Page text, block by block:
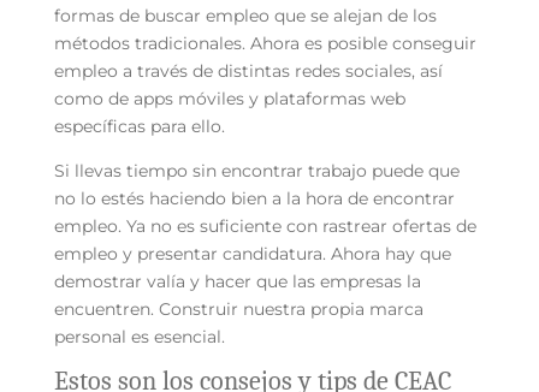
formas de buscar empleo que se alejan de los
métodos tradicionales. Ahora es posible conseguir
empleo a través de distintas redes sociales, así
como de apps móviles y plataformas web
específicas para ello.
Si llevas tiempo sin encontrar trabajo puede que
no lo estés haciendo bien a la hora de encontrar
empleo. Ya no es suficiente con rastrear ofertas de
empleo y presentar candidatura. Ahora hay que
demostrar valía y hacer que las empresas la
encuentren. Construir nuestra propia marca
personal es esencial.
Estos son los consejos y tips de CEAC